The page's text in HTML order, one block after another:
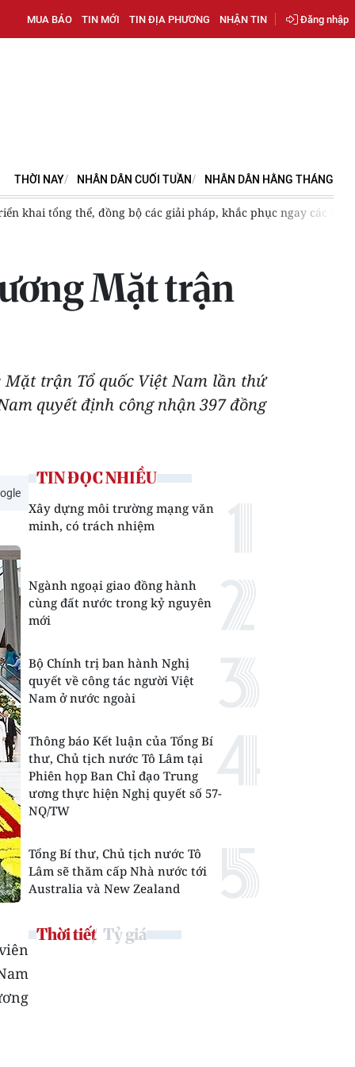
MUA BÁO TIN MỚI TIN ĐỊA PHƯƠNG NHẬN TIN Đăng nhập
THỜI NAY NHÂN DÂN CUỐI TUẦN NHÂN DÂN HẰNG THÁNG
khai tổng thể, đồng bộ các giải pháp, khắc phục ngay các lỗ
Mặt trận
trận Tổ quốc Việt Nam lần thứ
quyết định công nhận 397 đồng
TIN ĐỌC NHIỀU
Xây dựng môi trường mạng văn
minh, có trách nhiệm
Ngành ngoại giao đồng hành
cùng đất nước trong kỷ nguyên
mới
Bộ Chính trị ban hành Nghị
quyết về công tác người Việt
Nam ở nước ngoài
Thông báo Kết luận của Tổng Bí
thư, Chủ tịch nước Tô Lâm tại
Phiên họp Ban Chỉ đạo Trung
ương thực hiện Nghị quyết số 57-
NQ/TW
Tổng Bí thư, Chủ tịch nước Tô
Lâm sẽ thăm cấp Nhà nước tới
Australia và New Zealand
Thời tiết Tỷ giá